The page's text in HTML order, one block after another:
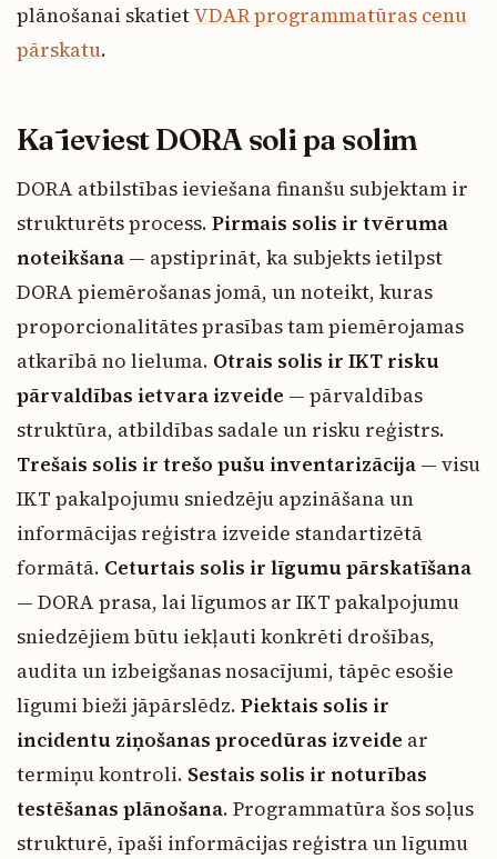
plānošanai skatietVDAR programmatūras cenu
pārskatu.
Kā ieviest DORA soli pa solim
DORA atbilstības ieviešana finanšu subjektam ir
strukturēts process. Pirmais solis ir tvēruma
noteikšana — apstiprināt, ka subjekts ietilpst
DORA piemērošanas jomā, un noteikt, kuras
proporcionalitātes prasības tam piemērojamas
atkarībā no lieluma. Otrais solis ir IKT risku
pārvaldības ietvara izveide — pārvaldības
struktūra, atbildības sadale un risku reģistrs.
Trešais solis ir trešo pušu inventarizācija — visu
IKT pakalpojumu sniedzēju apzināšana un
informācijas reģistra izveide standartizētā
formātā. Ceturtais solis ir līgumu pārskatīšana
— DORA prasa, lai līgumos ar IKT pakalpojumu
sniedzējiem būtu iekļauti konkrēti drošības,
audita un izbeigšanas nosacījumi, tāpēc esošie
līgumi bieži jāpārslēdz. Piektais solis ir
incidentu ziņošanas procedūras izveide ar
termiņu kontroli. Sestais solis ir noturības
testēšanas plānošana. Programmatūra šos soļus
strukturē, īpaši informācijas reģistra un līgumu